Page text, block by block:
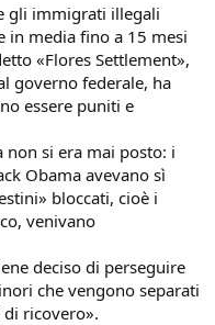
gli immigrati illegali
in media fino a 15 mesi
«Flores Settlement»,
governo federale, ha
essere puniti e
non si era mai posto: i
Obama avevano sì
bloccati, cioè i
venivano
deciso di perseguire
che vengono separati
ricovero».